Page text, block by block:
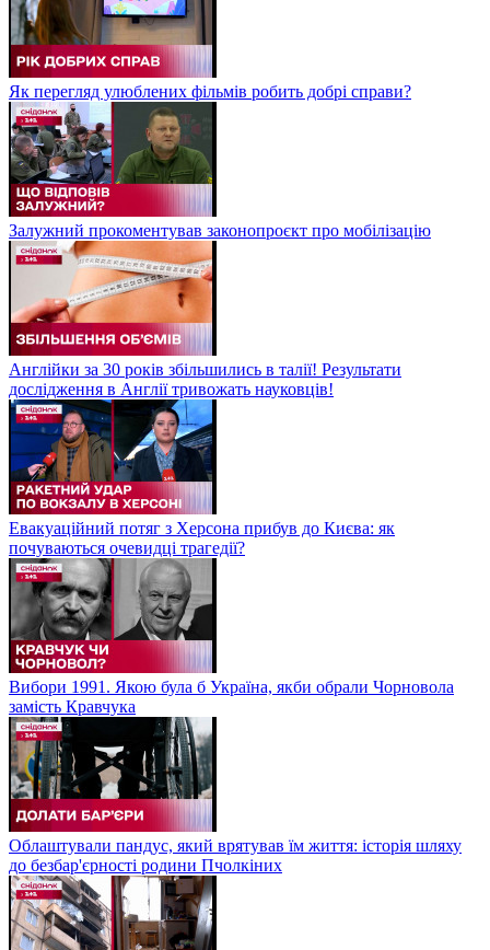
Як перегляд улюблених фільмів робить добрі справи?
Залужний прокоментував законопроєкт про мобілізацію
Англійки за 30 років збільшились в талії! Результати
дослідження в Англії тривожать науковців!
Евакуаційний потяг з Херсона прибув до Києва: як
почуваються очевидці трагедії?
Вибори 1991. Якою була б Україна, якби обрали Чорновола
замість Кравчука
Облаштували пандус, який врятував їм життя: історія шляху
до безбар'єрності родини Пчолкіних